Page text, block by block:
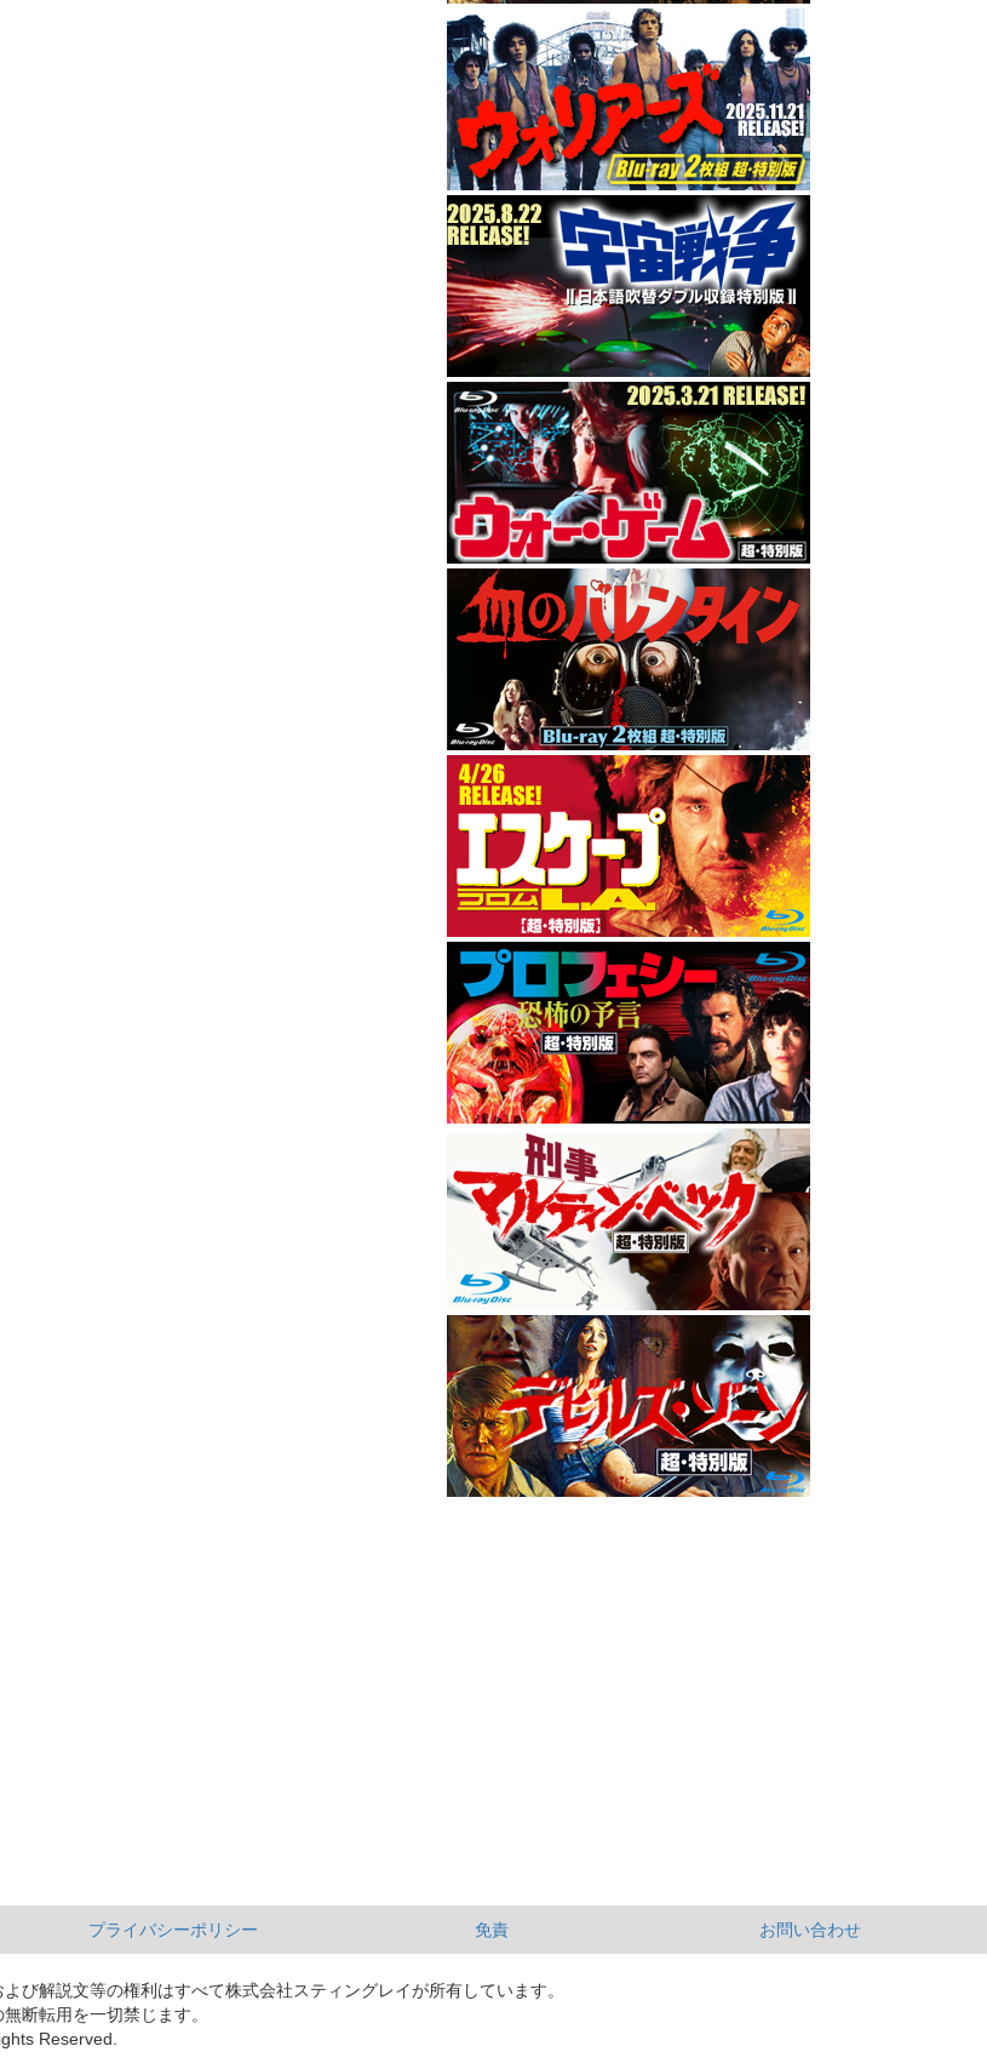
プライバシーポリシー 免責 お問い合わせ
び解説文等の権利はすべて株式会社スティングレイが所有しています。
断転用を一切禁じます。
Reserved.